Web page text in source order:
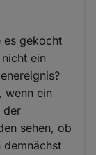
es gekocht
ein
wenn ein
der
sehen, ob
demnächst